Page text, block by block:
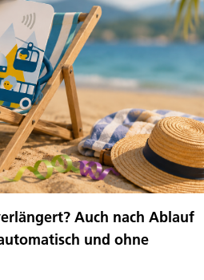
Auch nach Ablauf
und ohne